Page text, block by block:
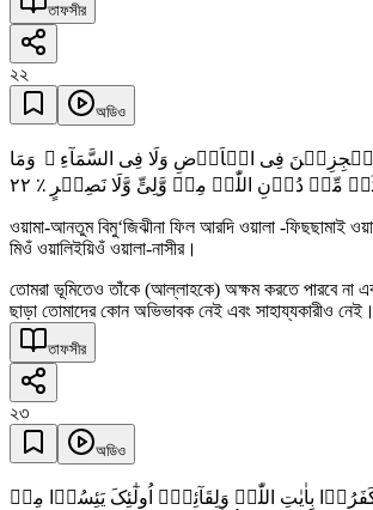
তাফসীর
২২
অডিও
فِی الۡاَرۡضِ وَلَا فِی السَّمَآءِ ۫ وَمَا
مِّنۡ دُوۡنِ اللّٰہِ مِنۡ وَّلِیٍّ وَّلَا نَصِیۡرٍ ٪ ٢٢
ওয়ামা-আনতুম বিমু‘জিঝীনা ফিল আরদি ওয়ালা -ফিছছামাই
মিওঁ ওয়ালিইয়িওঁ ওয়ালা-নাসীর।
তোমরা ভূমিতেও তাঁকে (আল্লাহকে) অক্ষম করতে পারবে না
ছাড়া তোমাদের কোন অভিভাবক নেই এবং সাহায্যকারীও নেই।
তাফসীর
২৩
অডিও
بِاٰیٰتِ اللّٰہِ وَلِقَآئِہٖۤ اُولٰٓئِکَ یَئِسُوۡا مِنۡ